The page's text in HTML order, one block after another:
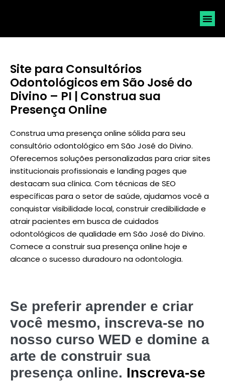
Site para Consultórios
Odontológicos em São José do
Divino – PI | Construa sua
Presença Online
Construa uma presença online sólida para seu
consultório odontológico em São José do Divino.
Oferecemos soluções personalizadas para criar sites
institucionais profissionais e landing pages que
destacam sua clínica. Com técnicas de SEO
específicas para o setor de saúde, ajudamos você a
conquistar visibilidade local, construir credibilidade e
atrair pacientes em busca de cuidados
odontológicos de qualidade em São José do Divino.
Comece a construir sua presença online hoje e
alcance o sucesso duradouro na odontologia.
Se preferir aprender e criar
você mesmo, inscreva-se no
nosso curso WED e domine a
arte de construir sua
presença online. Inscreva-se